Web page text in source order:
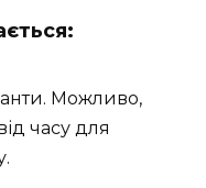
Можливо,
часу для